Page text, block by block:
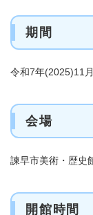
期間
令和7年(2025)11
会場
諫早市美術・歴
開館時間